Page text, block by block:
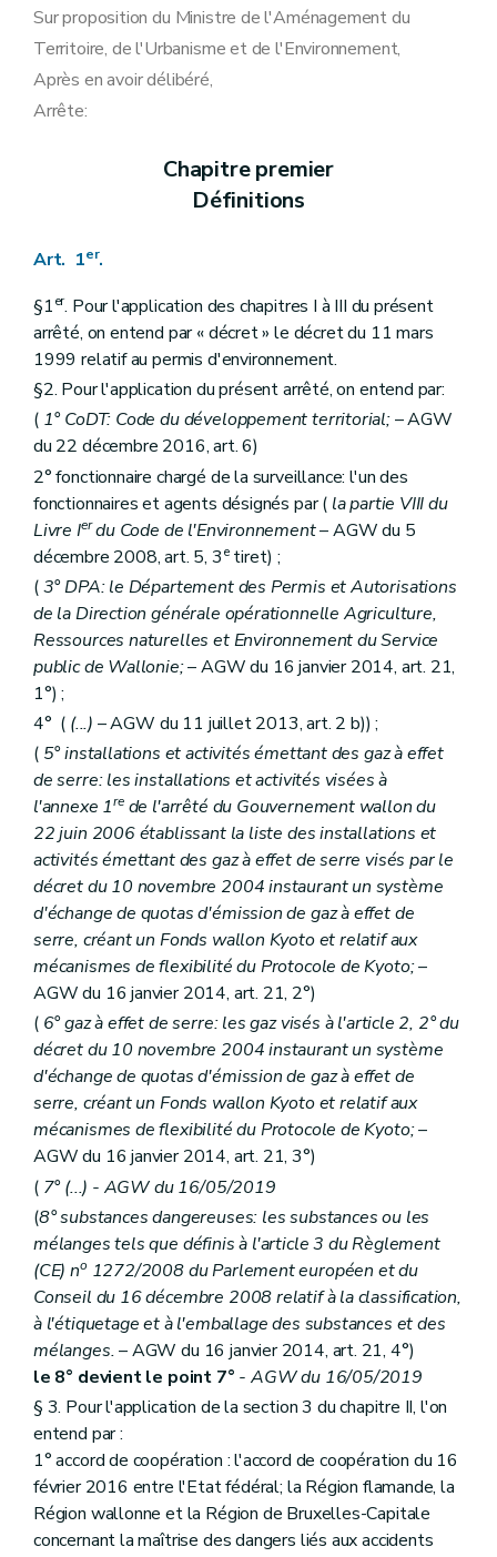
Art. 134
Art. 135
Art. 136
Art. 137
Art. 141
Art. 147
Art. 148
Art. 149
Art. 150
Art. 151
Art. 152
Art. 153
Art. 154
Art. 155
Art. 156
Art. 157
Art. 158
Art. 159
Art. 160
Art. 161
Art. 162
Art. 163
Art. 164
Art. 165
Art. 167
Art. 169
Art. 170
Art. 171
Art. 172
Art. 173
Art. 174
Art. 175
Art. 176
Sous-section 3
Déchets
Art. 177
Art. 178
Art. 179
Art. 180
Art. 181
Art. 182
Art. 183
Art. 184
Art. 185
Art. 186
Art. 187
Art. 188
Art. 190
Art. 191
Art. 192
Art. 193
Art. 194
Art. 195
Art. 196
Art. 197
Art. 198
Art. 199
Art. 200
Art. 201
Art. 202
Art. 203
Art. 204
Art. 205
Sur proposition du Ministre de l'Aménagement du
Territoire, de l'Urbanisme et de l'Environnement,
Après en avoir délibéré,
Arrête:
Chapitre premier
Définitions
Art. 1er.
§1er. Pour l'application des chapitres I à III du présent
arrêté, on entend par « décret » le décret du 11 mars
1999 relatif au permis d'environnement.
§2. Pour l'application du présent arrêté, on entend par:
( 1° CoDT: Code du développement territorial;– AGW
du 22 décembre 2016, art. 6)
2° fonctionnaire chargé de la surveillance: l'un des
fonctionnaires et agents désignés par ( la partie VIII du
Livre Ierdu Code de l'Environnement– AGW du 5
décembre 2008, art. 5, 3etiret) ;
(3° DPA: le Département des Permis et Autorisations
de la Direction générale opérationnelle Agriculture,
Ressources naturelles et Environnement du Service
public de Wallonie;– AGW du 16 janvier 2014, art. 21,
1°) ;
4° ( (...) – AGW du 11 juillet 2013, art. 2 b)) ;
( 5° installations et activités émettant des gaz à effet
de serre: les installations et activités visées à
l'annexe 1rede l'arrêté du Gouvernement wallon du
22 juin 2006 établissant la liste des installations et
activités émettant des gaz à effet de serre visés par le
décret du 10 novembre 2004 instaurant un système
d'échange de quotas d'émission de gaz à effet de
serre, créant un Fonds wallon Kyoto et relatif aux
mécanismes de flexibilité du Protocole de Kyoto;–
AGW du 16 janvier 2014, art. 21, 2°)
( 6° gaz à effet de serre: les gaz visés à l'article 2, 2° du
décret du 10 novembre 2004 instaurant un système
d'échange de quotas d'émission de gaz à effet de
serre, créant un Fonds wallon Kyoto et relatif aux
mécanismes de flexibilité du Protocole de Kyoto;–
AGW du 16 janvier 2014, art. 21, 3°)
( 7° (...) - AGW du 16/05/2019
(8° substances dangereuses: les substances ou les
mélanges tels que définis à l'article 3 du Règlement
(CE) no 1272/2008 du Parlement européen et du
Conseil du 16 décembre 2008 relatif à la classification,
à l'étiquetage et à l'emballage des substances et des
mélanges.– AGW du 16 janvier 2014, art. 21, 4°)
le 8° devient le point 7° - AGW du 16/05/2019
§ 3. Pour l'application de la section 3 du chapitre II, l'on
entend par :
1° accord de coopération : l'accord de coopération du 16
février 2016 entre l'Etat fédéral; la Région flamande, la
Région wallonne et la Région de Bruxelles-Capitale
concernant la maîtrise des dangers liés aux accidents